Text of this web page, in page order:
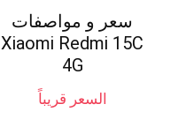
سعر و مواصفات
Xiaomi Redmi 15C
4G
السعر قريباً